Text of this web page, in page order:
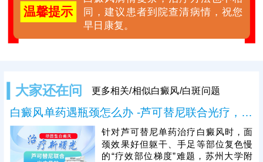
温馨提示
同，建议患者到院查清病情，祝您
早日康复。
大家还在问 更多相关/相似白癜风/白斑问题
白癜风单药遇瓶颈怎么办 -芦可替尼联合光疗，让难治部位"跟上来"
针对芦可替尼单药治疗白癜风时，面
颈效果好但躯干、手足等部位复色慢
的“疗效部位梯度”难题，苏州大学附